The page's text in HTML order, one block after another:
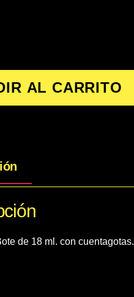
AL CARRITO
de 18 ml. con cuentagotas.